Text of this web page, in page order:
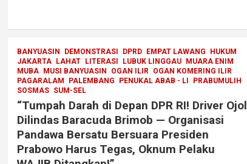
BANYUASIN DEMONSTRASI DPRD EMPAT LAWANG
HUKUM
JAKARTA
LAHAT LITERASI LUBUK LINGGAU
MUARA ENIM
MUBA
MUSI BANYUASIN OGAN ILIR OGAN KOMERING ILIR
PAGARALAM
PALEMBANG PENUKAL ABAB - LI
PRABUMULIH
SOSMAS SUM-SEL
“Tumpah Darah di Depan DPR RI! Driver Ojol
Dilindas Baracuda Brimob — Organisasi
Pandawa Bersatu Bersuara Presiden
Prabowo Harus Tegas, Oknum Pelaku